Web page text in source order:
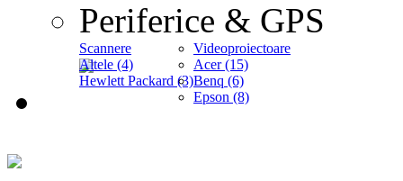
Periferice & GPS
Scannere
Altele (4)
Hewlett Packard (3)
Videoproiectoare
Acer (15)
Benq (6)
Epson (8)